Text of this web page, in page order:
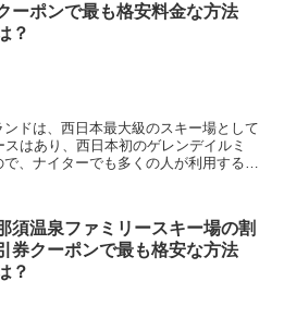
ーポンで最も格安料金な方法
？
ドは、西日本最大級のスキー場として
はあり、西日本初のゲレンデイルミ
、ナイターでも多くの人が利用する人
須温泉ファミリースキー場の割
券クーポンで最も格安な方法
？